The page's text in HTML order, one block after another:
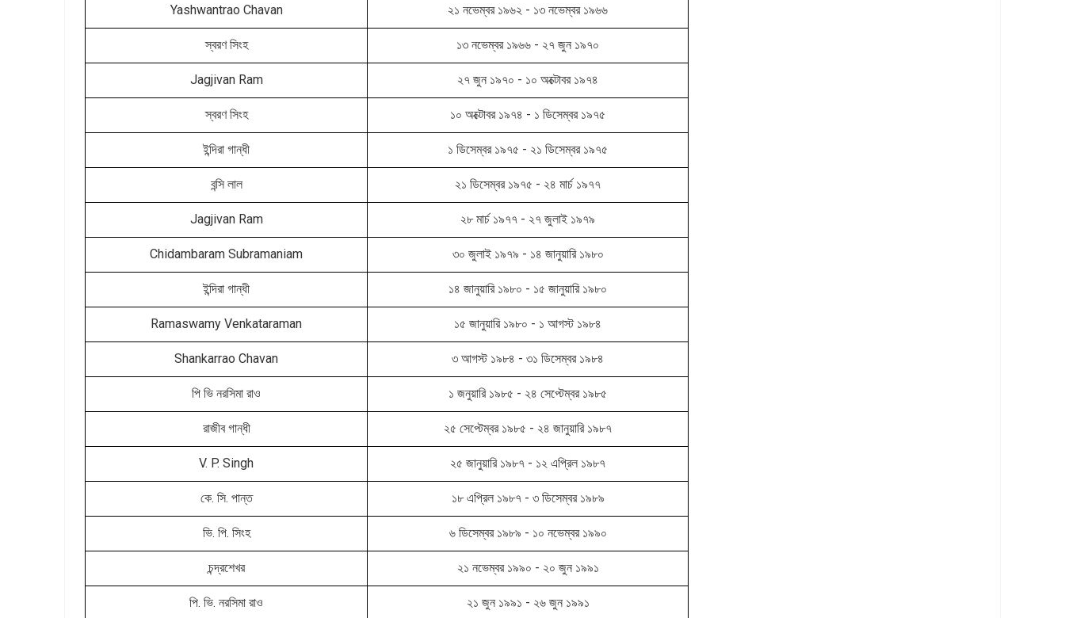
Yashwantrao Chavan ২১ নভেম্বর ১৯৬২ - ১৩ নভেম্বর ১৯৬৬
স্বরণ সিংহ ১৩ নভেম্বর ১৯৬৬ - ২৭ জুন ১৯৭০
Jagjivan Ram ২৭ জুন ১৯৭০ - ১০ অক্টোবর ১৯৭৪
স্বরণ সিংহ ১০ অক্টোবর ১৯৭৪ - ১ ডিসেম্বর ১৯৭৫
ইন্দিরা গান্ধী ১ ডিসেম্বর ১৯৭৫ - ২১ ডিসেম্বর ১৯৭৫
বন্সি লাল ২১ ডিসেম্বর ১৯৭৫ - ২৪ মার্চ ১৯৭৭
Jagjivan Ram ২৮ মার্চ ১৯৭৭ - ২৭ জুলাই ১৯৭৯
Chidambaram Subramaniam ৩০ জুলাই ১৯৭৯ - ১৪ জানুয়ারি ১৯৮০
ইন্দিরা গান্ধী ১৪ জানুয়ারি ১৯৮০ - ১৫ জানুয়ারি ১৯৮০
Ramaswamy Venkataraman ১৫ জানুয়ারি ১৯৮০ - ১ আগস্ট ১৯৮৪
Shankarrao Chavan ৩ আগস্ট ১৯৮৪ - ৩১ ডিসেম্বর ১৯৮৪
পি ভি নরসিমা রাও ১ জনুয়ারি ১৯৮৫ - ২৪ সেপ্টেম্বর ১৯৮৫
রাজীব গান্ধী ২৫ সেপ্টেম্বর ১৯৮৫ - ২৪ জানুয়ারি ১৯৮৭
V. P. Singh ২৫ জানুয়ারি ১৯৮৭ - ১২ এপ্রিল ১৯৮৭
কে. সি. পান্ত ১৮ এপ্রিল ১৯৮৭ - ৩ ডিসেম্বর ১৯৮৯
ভি. পি. সিংহ ৬ ডিসেম্বর ১৯৮৯ - ১০ নভেম্বর ১৯৯০
চন্দ্রশেখর ২১ নভেম্বর ১৯৯০ - ২০ জুন ১৯৯১
পি. ভি. নরসিমা রাও ২১ জুন ১৯৯১ - ২৬ জুন ১৯৯১